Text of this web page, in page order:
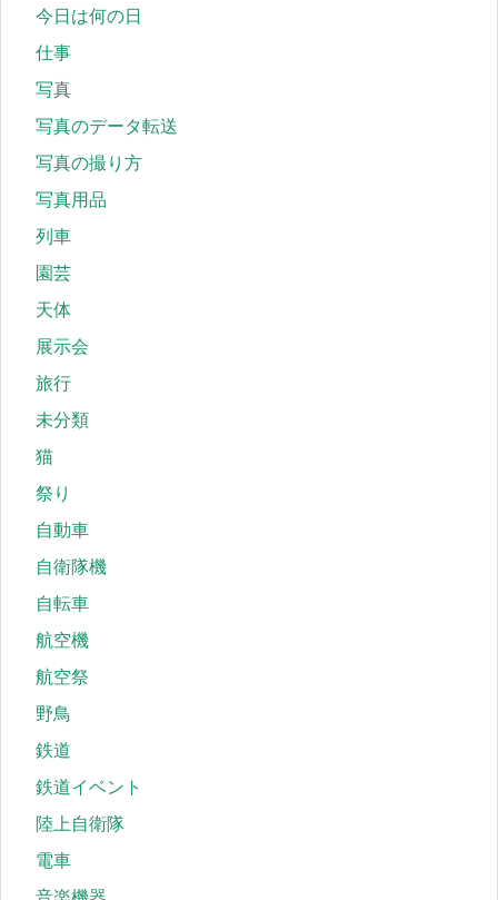
今日は何の日
仕事
写真
写真のデータ転送
写真の撮り方
写真用品
列車
園芸
天体
展示会
旅行
未分類
猫
祭り
自動車
自衛隊機
自転車
航空機
航空祭
野鳥
鉄道
鉄道イベント
陸上自衛隊
電車